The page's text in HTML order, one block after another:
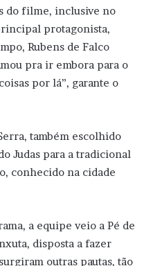
do filme, inclusive no
protagonista,
Rubens de Falco
pra ir embora para o
por lá”, garante o
também escolhido
Judas para a tradicional
conhecido na cidade
a equipe veio a Pé de
disposta a fazer
outras pautas, tão